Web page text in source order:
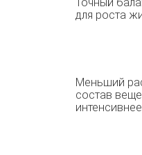
Точный
для роста
Меньший
состав
интенсивнее